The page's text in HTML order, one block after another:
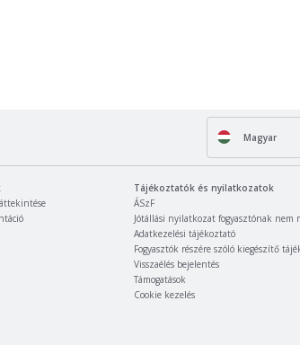
Magyar
Tájékoztatók és nyilatkozatok
ÁSzF
Jótállási nyilatkozat fogyasztónak nem
Adatkezelési tájékoztató
Fogyasztók részére szóló kiegészítő
Visszaélés bejelentés
Támogatások
Cookie kezelés